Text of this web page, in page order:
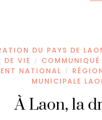
DU PAYS DE
DE VIE / COMMUNIQUÉ
NATIONAL /
MUNICIPALE
À Laon, la